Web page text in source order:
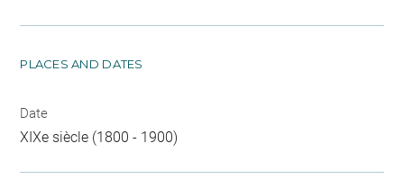
PLACES AND DATES
Date
XIXe siècle (1800 - 1900)